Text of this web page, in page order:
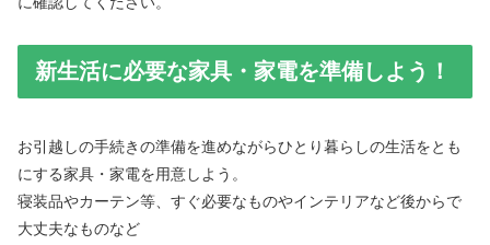
新生活に必要な家具・家電を準備しよう！
お引越しの手続きの準備を進めながらひとり暮らしの生活をとも
にする家具・家電を用意しよう。
寝装品やカーテン等、すぐ必要なものやインテリアなど後からで
大丈夫なものなど